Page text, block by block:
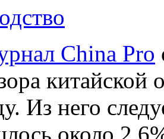
China Pro
китайской
Из него
около